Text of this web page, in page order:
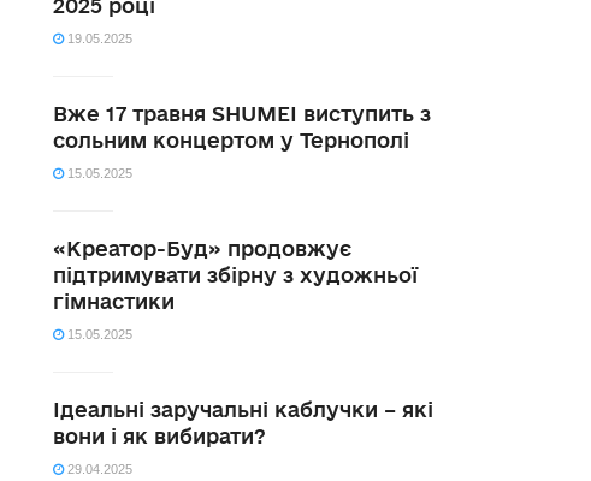
2025 році
19.05.2025
Вже 17 травня SHUMEI виступить з
сольним концертом у Тернополі
15.05.2025
«Креатор-Буд» продовжує
підтримувати збірну з художньої
гімнастики
15.05.2025
Ідеальні заручальні каблучки – які
вони і як вибирати?
29.04.2025